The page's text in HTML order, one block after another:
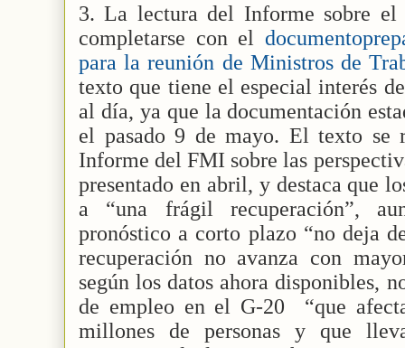
3. La lectura del Informe sobre el
completarse con el
para la reunión de Ministros de
texto que tiene el especial interés
al día, ya que la documentación
el pasado 9 de mayo. El texto se
Informe del FMI sobre las
presentado en abril, y destaca que
a “una frágil recuperación”,
pronóstico a corto plazo “no deja
recuperación no avanza con
según los datos ahora disponibles,
de empleo en el G-20
“que
millones de personas y que